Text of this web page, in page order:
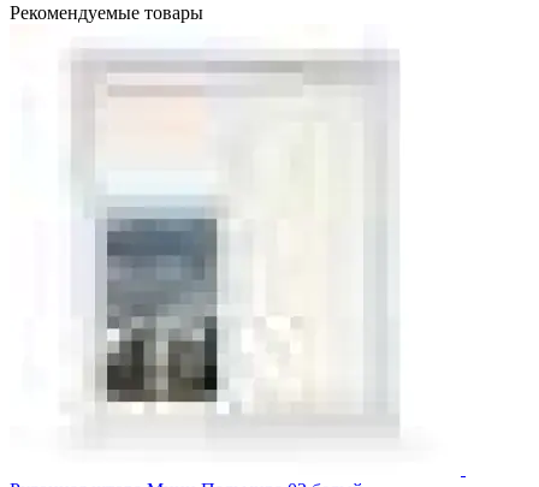
Рекомендуемые товары